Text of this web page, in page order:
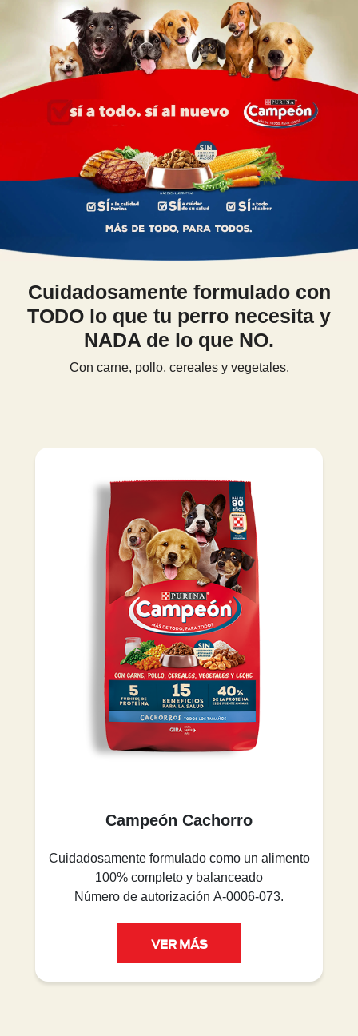
Skip to main content
Menu Secundario Campeon
Cuidadosamente formulado con
TODO lo que tu perro necesita y
NADA de lo que NO.
Con carne, pollo, cereales y vegetales.
Campeón Cachorro
Cuidadosamente formulado como un alimento
100% completo y balanceado
Número de autorización A-0006-073.
VER MÁS